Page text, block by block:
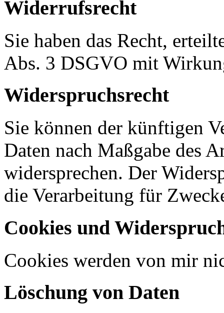
Widerrufsrecht
Sie haben das Recht,
Abs. 3 DSGVO mit
Widerspruchsrecht
Sie können der künftigen
Daten nach Maßgabe des
widersprechen. Der
die Verarbeitung für
Cookies und
Cookies werden von mir
Löschung von Daten